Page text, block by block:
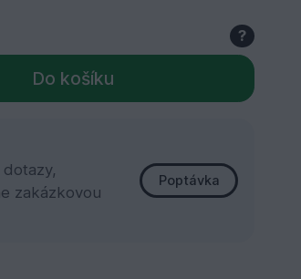
?
Do košíku
zakázkovou
Poptávka